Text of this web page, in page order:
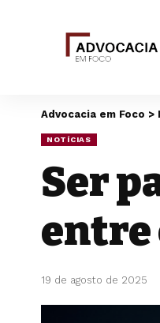
Advocacia em Foco >
NOTÍCIAS
Ser
19 de agosto de 2025